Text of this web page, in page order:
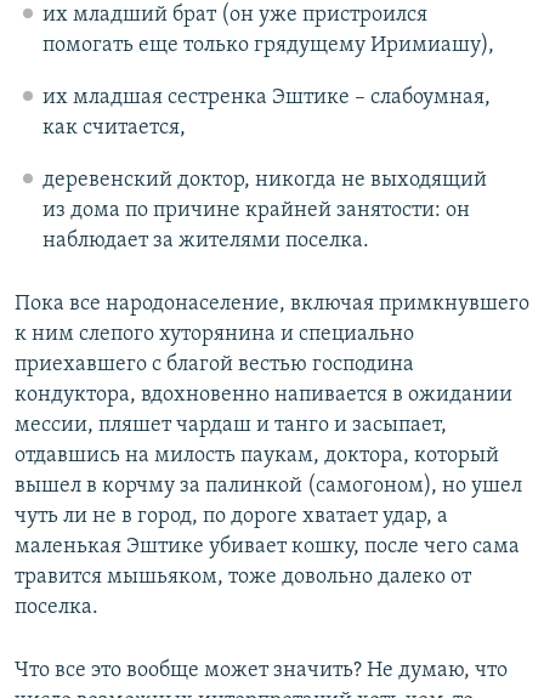
их младший брат (он уже пристроился
помогать еще только грядущему Иримиашу),
их младшая сестренка Эштике – слабоумная,
как считается,
деревенский доктор, никогда не выходящий
из дома по причине крайней занятости: он
наблюдает за жителями поселка.
Пока все народонаселение, включая примкнувшего
к ним слепого хуторянина и специально
приехавшего с благой вестью господина
кондуктора, вдохновенно напивается в ожидании
мессии, пляшет чардаш и танго и засыпает,
отдавшись на милость паукам, доктора, который
вышел в корчму за палинкой (самогоном), но ушел
чуть ли не в город, по дороге хватает удар, а
маленькая Эштике убивает кошку, после чего сама
травится мышьяком, тоже довольно далеко от
поселка.
Что все это вообще может значить? Не думаю, что